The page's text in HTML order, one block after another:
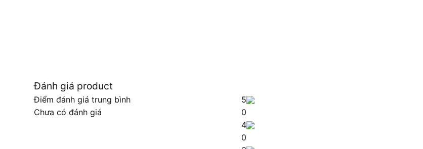
Đánh giá product
Điểm đánh giá trung bình
Chưa có đánh giá
5
0
4
0